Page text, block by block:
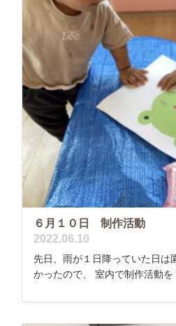
６月１０日 制作活動
2022.06.10
先日、雨が１日降っていた日は
かったので、 室内で制作活動